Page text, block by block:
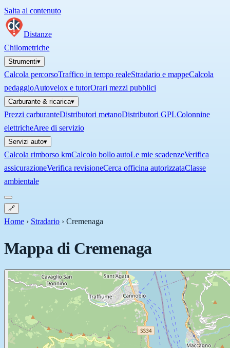
Salta al contenuto
Distanze
Chilometriche
Strumenti▾
Calcola percorsoTraffico in tempo realeStradario e mappeCalcola
pedaggioAutovelox e tutorOrari mezzi pubblici
Carburante & ricarica▾
Prezzi carburanteDistributori metanoDistributori GPLColonnine
elettricheAree di servizio
Servizi auto▾
Calcola rimborso kmCalcolo bollo autoLe mie scadenzeVerifica
assicurazioneVerifica revisioneCerca officina autorizzataClasse
ambientale
🔗
Home › Stradario ›Cremenaga
Mappa di Cremenaga